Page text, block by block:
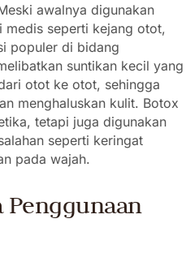
awalnya digunakan
medis seperti kejang otot,
populer di bidang
suntikan kecil yang
otot ke otot, sehingga
menghaluskan kulit. Botox
tetapi juga digunakan
seperti keringat
pada wajah.
Penggunaan